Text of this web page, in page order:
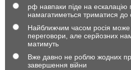
рф навпаки піде на ескалацію
намагатиметься триматися до
Найближчим часом росія може
переговори, але серйозних
матимуть
Вже давно не роблю жодних
завершення війни